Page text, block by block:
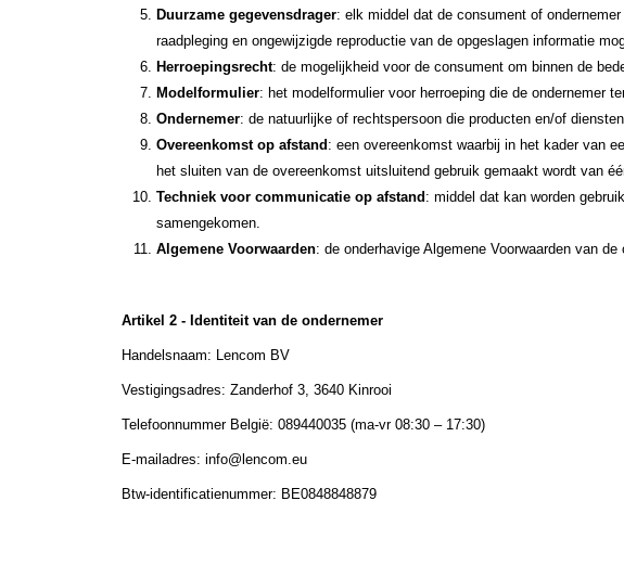
Duurzame gegevensdrager: elk middel dat de consument of
raadpleging en ongewijzigde reproductie van de opgeslagen informatie
Herroepingsrecht: de mogelijkheid voor de consument om binnen de
Modelformulier: het modelformulier voor herroeping die de ondernemer
Ondernemer: de natuurlijke of rechtspersoon die producten en/of
Overeenkomst op afstand : een overeenkomst waarbij in het kader van
het sluiten van de overeenkomst uitsluitend gebruik gemaakt wordt van
Techniek voor communicatie op afstand : middel dat kan worden
samengekomen.
Algemene Voorwaarden: de onderhavige Algemene Voorwaarden van de
Artikel 2 - Identiteit van de ondernemer
Handelsnaam: Lencom BV
Vestigingsadres: Zanderhof 3, 3640 Kinrooi
Telefoonnummer België: 089440035 (ma-vr 08:30 – 17:30)
E-mailadres: info@lencom.eu
Btw-identificatienummer: BE0848848879